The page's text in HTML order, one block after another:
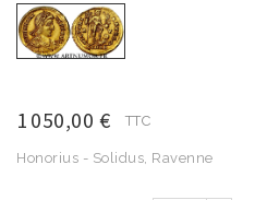
1 050,00 € TTC
Honorius - Solidus, Ravenne